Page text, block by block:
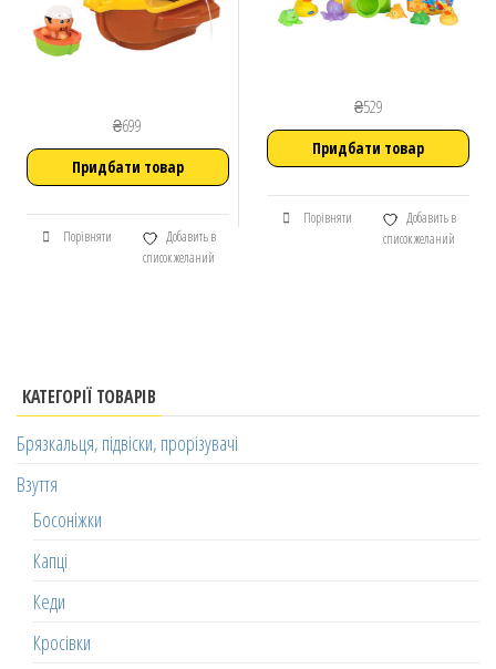
₴699
Придбати товар
Порівняти
Добавить в
список желаний
₴529
Придбати товар
Порівняти
Добавить в
список желаний
КАТЕГОРІЇ ТОВАРІВ
Брязкальця, підвіски, прорізувачі
Взуття
Босоніжки
Капці
Кеди
Кросівки